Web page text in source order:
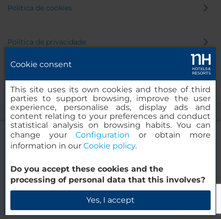
NH Collection Wien Zentrum
Verificar disponibilidade
Política de cookies
Política de privacidade
© 2000-2026 MINOR HOTELS EUROPE & AMERICAS Santa Engracia
120. 28003 Madrid, Espanha
Cookie consent
This site uses its own cookies and those of third
parties to support browsing, improve the user
experience, personalise ads, display ads and
content relating to your preferences and conduct
statistical analysis on browsing habits. You can
change yourConfiguration or obtain more
information in our Cookie policy.
Do you accept these cookies and the
processing of personal data that this involves?
Yes, I accept